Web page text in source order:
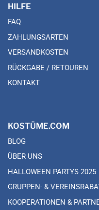
HILFE
FAQ
ZAHLUNGSARTEN
VERSANDKOSTEN
RÜCKGABE / RETOUREN
KONTAKT
KOSTÜME.COM
BLOG
ÜBER UNS
HALLOWEEN PARTYS 2025
GRUPPEN- &
KOOPERATIONEN &